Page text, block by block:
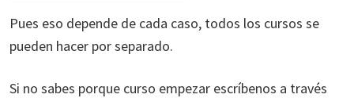
Pues eso depende de cada caso, todos los cursos se
pueden hacer por separado.
Si no sabes porque curso empezar escríbenos a través